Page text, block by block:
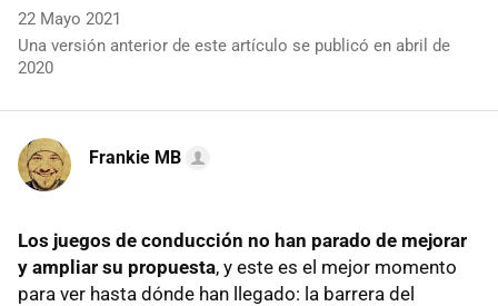
22 Mayo 2021
Una versión anterior de este artículo se publicó en abril de
2020
Frankie MB
Los juegos de conducción no han parado de mejorar
y ampliar su propuesta, y este es el mejor momento
para ver hasta dónde han llegado: la barrera del